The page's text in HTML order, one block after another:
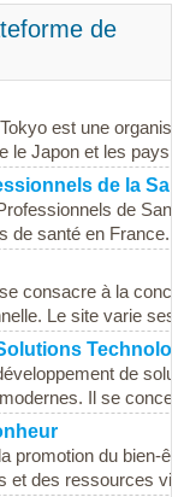
de
est une
le Japon et les pays
de la
de
de santé en France.
consacre à la
Le site varie ses
de
Il se
promotion du bien-
et des ressources